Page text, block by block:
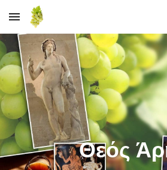
Skip to main content
Θεός